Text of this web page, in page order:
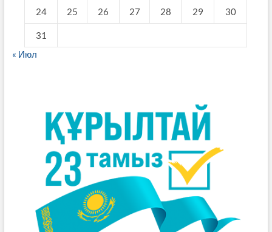
24 25 26 27 28 29 30
31
« Июл